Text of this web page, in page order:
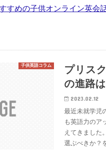
すめの子供オンライン英会
子供英語コラム
プリス
の進路
2023.02.12
最近未就学児
も英語力のア
えてきました
選ぶべきか？